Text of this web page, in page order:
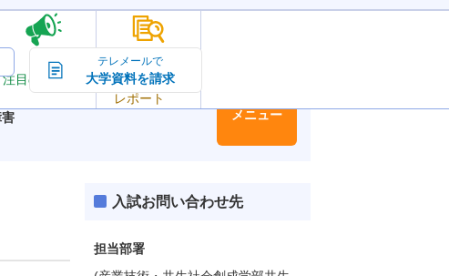
注目の大学
大学の今
トピック＆
レポート
テレメールで
大学資料を請求
メニュー
入試お問い合わせ先
担当部署